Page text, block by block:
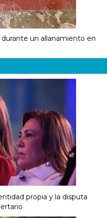
un allanamiento en
propia y la disputa